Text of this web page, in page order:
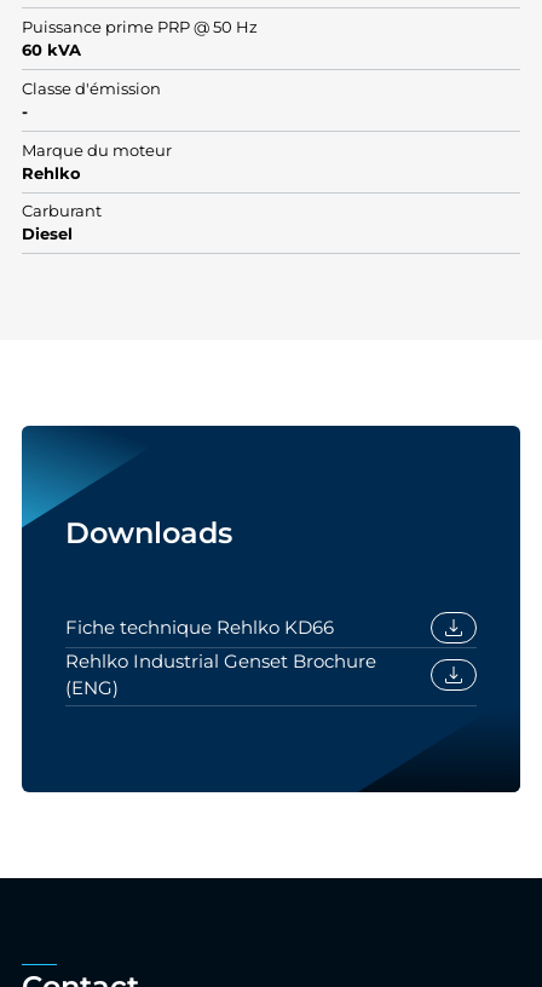
Puissance prime PRP @ 50 Hz
60 kVA
Classe d'émission
-
Marque du moteur
Rehlko
Carburant
Diesel
Downloads
Fiche technique Rehlko KD66 download
Rehlko Industrial Genset Brochure
(ENG)
download